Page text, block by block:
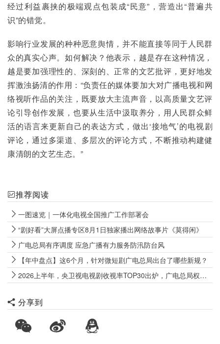
经过利益裹挟的极端观点包装成“民意”，营造出“普遍共
识”的错觉。
影响行业发展的种种恶意舆情，并不能直接等同于人民群
众的真实心声。如何解决？他表示，越是存在这种情况，
越是要加强理性的、深刻的、正常的文艺批评，更好地发
挥激浊扬清的作用：“负责任的媒体要加大对广播电视和网
络视听作品的关注，既要放大主流声音，以高质量文艺评
论引导创作发展，也要从生活中汲取养分，用人民群众鲜
活的语言来更新自己的表达方式，做出‘接地气’的电视剧
评论，通过多渠道、多层次的评论方式，不断推动构建健
康清朗的文艺生态。”
推荐阅读
一图速览｜一体化电视全国推广工作部署会
“剧好看”大屏点播专区8月1日独家播出网络故事片《莫得闲》
广电总局有序调度 应急广播有力服务防汛防台风
【年中盘点】这6个月，针对微短剧广电总局出台了哪些新规？
2026上半年，央卫视电视剧收视率TOP30出炉，广电总局权威数据来了
分享到